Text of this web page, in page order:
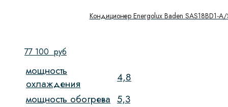
Кондиционер Energolux Baden SAS18BD1-A/
77 100 руб
мощность
охлаждения
4,8
мощность обогрева 5,3